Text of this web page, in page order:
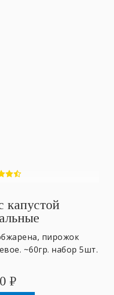
капустой
пирожок
~60гр. набор 5шт.
₽